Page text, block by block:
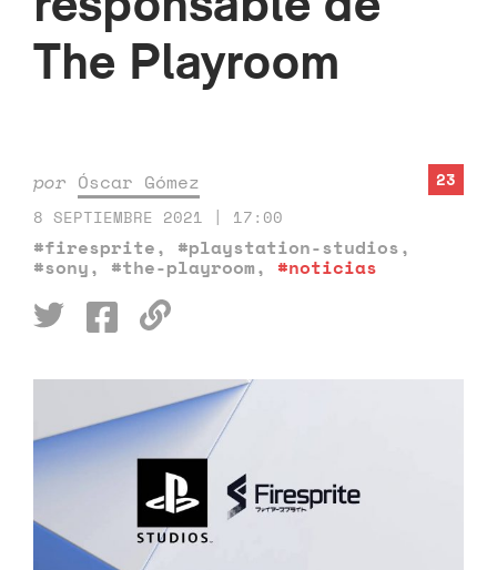
The Playroom
por Óscar Gómez
8 SEPTIEMBRE 2021 | 17:00
#firesprite, #playstation-studios,
#sony, #the-playroom, #noticias
23